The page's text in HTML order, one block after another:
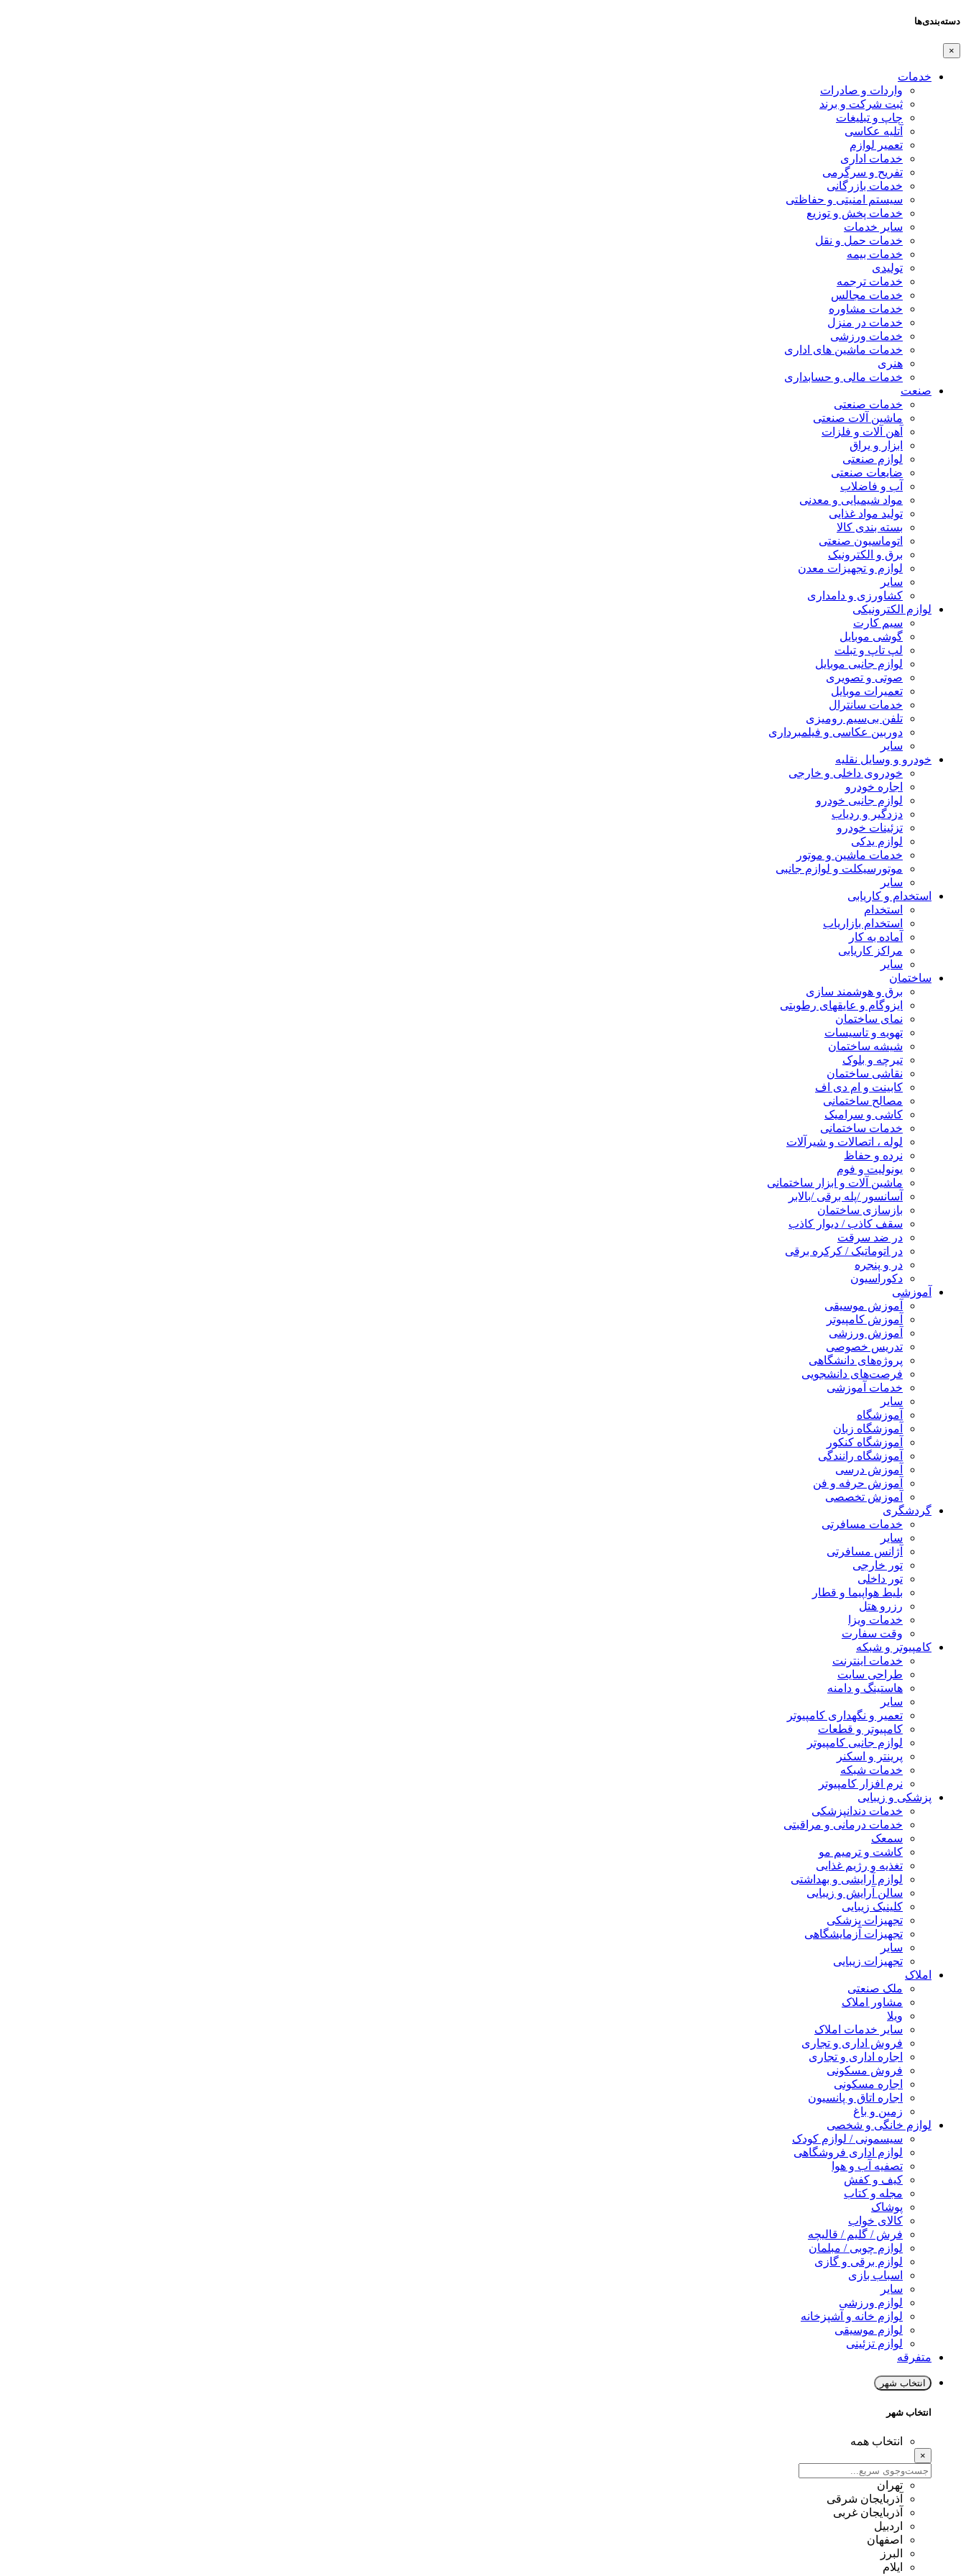
دسته‌بندی‌ها
×
خدمات
واردات و صادرات
ثبت شرکت و برند
چاپ و تبلیغات
آتلیه عکاسی
تعمیر لوازم
خدمات اداری
تفریح و سرگرمی
خدمات بازرگانی
سیستم امنیتی و حفاظتی
خدمات پخش و توزیع
سایر خدمات
خدمات حمل و نقل
خدمات بیمه
تولیدی
خدمات ترجمه
خدمات مجالس
خدمات مشاوره
خدمات در منزل
خدمات ورزشی
خدمات ماشین های اداری
هنری
خدمات مالی و حسابداری
صنعت
خدمات صنعتی
ماشین آلات صنعتی
آهن آلات و فلزات
ابزار و یراق
لوازم صنعتی
ضایعات صنعتی
آب و فاضلاب
مواد شیمیایی و معدنی
تولید مواد غذایی
بسته بندی کالا
اتوماسیون صنعتی
برق و الکترونیک
لوازم و تجهیزات معدن
سایر
کشاورزی و دامداری
لوازم الکترونیکی
سیم کارت
گوشی موبایل
لپ تاپ و تبلت
لوازم جانبی موبایل
صوتی و تصویری
تعمیرات موبایل
خدمات سانترال
تلفن بی‌سیم رومیزی
دوربین عکاسی و فیلمبرداری
سایر
خودرو و وسایل نقلیه
خودروی داخلی و خارجی
اجاره خودرو
لوازم جانبی خودرو
دزدگیر و ردیاب
تزئینات خودرو
لوازم یدکی
خدمات ماشین و موتور
موتورسیکلت و لوازم جانبی
سایر
استخدام و کاریابی
استخدام
استخدام بازاریاب
آماده به کار
مراکز کاریابی
سایر
ساختمان
برق و هوشمند سازی
ایزوگام و عایقهای رطوبتی
نمای ساختمان
تهویه و تاسیسات
شیشه ساختمان
تیرچه و بلوک
نقاشی ساختمان
کابینت و ام دی اف
مصالح ساختمانی
کاشی و سرامیک
خدمات ساختمانی
لوله ، اتصالات و شیرآلات
نرده و حفاظ
یونولیت و فوم
ماشین آلات و ابزار ساختمانی
آسانسور /پله برقی /بالابر
بازسازی ساختمان
سقف کاذب / دیوار کاذب
در ضد سرقت
در اتوماتیک / کرکره برقی
در و پنجره
دکوراسیون
آموزشی
آموزش موسیقی
آموزش کامپیوتر
آموزش ورزشی
تدریس خصوصی
پروژه‌های دانشگاهی
فرصت‌های دانشجویی
خدمات آموزشی
سایر
آموزشگاه
آموزشگاه زبان
آموزشگاه کنکور
آموزشگاه رانندگی
آموزش درسی
آموزش حرفه و فن
آموزش تخصصی
گردشگری
خدمات مسافرتی
سایر
آژانس مسافرتی
تور خارجی
تور داخلی
بلیط هواپیما و قطار
رزرو هتل
خدمات ویزا
وقت سفارت
کامپیوتر و شبکه
خدمات اینترنت
طراحی سایت
هاستینگ و دامنه
سایر
تعمیر و نگهداری کامپیوتر
کامپیوتر و قطعات
لوازم جانبی کامپیوتر
پرینتر و اسکنر
خدمات شبکه
نرم افزار کامپیوتر
پزشکی و زیبایی
خدمات دندانپزشکی
خدمات درمانی و مراقبتی
سمعک
کاشت و ترمیم مو
تغذیه و رژیم غذایی
لوازم آرایشی و بهداشتی
سالن آرایش و زیبایی
کلینیک زیبایی
تجهیزات پزشکی
تجهیزات آزمایشگاهی
سایر
تجهیزات زیبایی
املاک
ملک صنعتی
مشاور املاک
ویلا
سایر خدمات املاک
فروش اداری و تجاری
اجاره اداری و تجاری
فروش مسکونی
اجاره مسکونی
اجاره اتاق و پانسیون
زمین و باغ
لوازم خانگی و شخصی
سیسمونی / لوازم کودک
لوازم اداری فروشگاهی
تصفیه آب و هوا
کیف و کفش
مجله و کتاب
پوشاک
کالای خواب
فرش / گلیم / قالیچه
لوازم چوبی / مبلمان
لوازم برقی و گازی
اسباب بازی
سایر
لوازم ورزشی
لوازم خانه و آشپزخانه
لوازم موسیقی
لوازم تزئینی
متفرقه
انتخاب شهر
انتخاب شهر
انتخاب همه
×
تهران
آذربایجان شرقی
آذربایجان غربی
اردبیل
اصفهان
البرز
ایلام